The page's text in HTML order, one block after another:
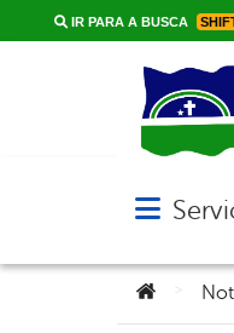
IR PARA A BUSCA
Abrir
Você está